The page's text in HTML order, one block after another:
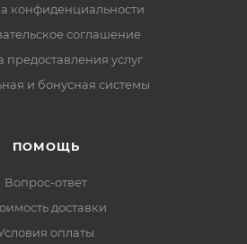
конфиденциальности
соглашение
предоставления услуг
и бонусная системы
ПОМОЩЬ
Вопрос-ответ
доставки
оплаты